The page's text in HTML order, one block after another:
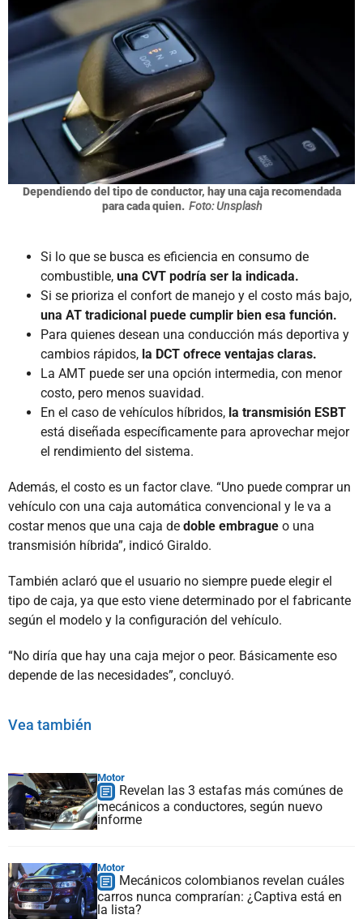
Dependiendo del tipo de conductor, hay una caja recomendada
para cada quien. Foto: Unsplash
Si lo que se busca es eficiencia en consumo de
combustible, una CVT podría ser la indicada.
Si se prioriza el confort de manejo y el costo más bajo,
una AT tradicional puede cumplir bien esa función.
Para quienes desean una conducción más deportiva y
cambios rápidos, la DCT ofrece ventajas claras.
La AMT puede ser una opción intermedia, con menor
costo, pero menos suavidad.
En el caso de vehículos híbridos, la transmisión ESBT
está diseñada específicamente para aprovechar mejor
el rendimiento del sistema.
Además, el costo es un factor clave. “Uno puede comprar un
vehículo con una caja automática convencional y le va a
costar menos que una caja de doble embrague o una
transmisión híbrida”, indicó Giraldo.
También aclaró que el usuario no siempre puede elegir el
tipo de caja, ya que esto viene determinado por el fabricante
según el modelo y la configuración del vehículo.
“No diría que hay una caja mejor o peor. Básicamente eso
depende de las necesidades”, concluyó.
Vea también
Motor
Revelan las 3 estafas más comúnes de
mecánicos a conductores, según nuevo
informe
Motor
Mecánicos colombianos revelan cuáles
carros nunca comprarían: ¿Captiva está en
la lista?